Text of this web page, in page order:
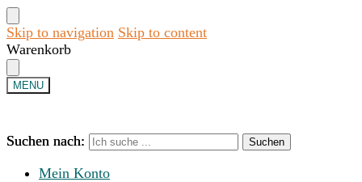
Skip to navigation Skip to content
Warenkorb
MENU
Suchen nach: Suchen
Mein Konto
Suchen nach: Suchen